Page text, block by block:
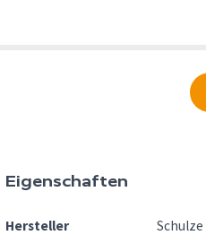
Eigenschaften
Hersteller Schulze